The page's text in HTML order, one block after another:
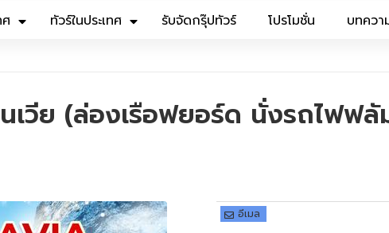
ศ ทัวร์ในประเทศ รับจัดกรุ๊ปทัวร์ โปรโมชั่น บทควา
เวีย (ล่องเรือฟยอร์ด นั่งรถไฟฟลั
อีเมล